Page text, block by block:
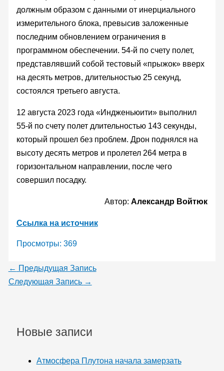
должным образом с данными от инерциального
измерительного блока, превысив заложенные
последним обновлением ограничения в
программном обеспечении. 54-й по счету полет,
представлявший собой тестовый «прыжок» вверх
на десять метров, длительностью 25 секунд,
состоялся третьего августа.
12 августа 2023 года «Индженьюити» выполнил
55-й по счету полет длительностью 143 секунды,
который прошел без проблем. Дрон поднялся на
высоту десять метров и пролетел 264 метра в
горизонтальном направлении, после чего
совершил посадку.
Автор:Александр Войтюк
Ссылка на источник
Просмотры: 369
← Предыдущая Запись
Следующая Запись →
Новые записи
Атмосфера Плутона начала замерзать